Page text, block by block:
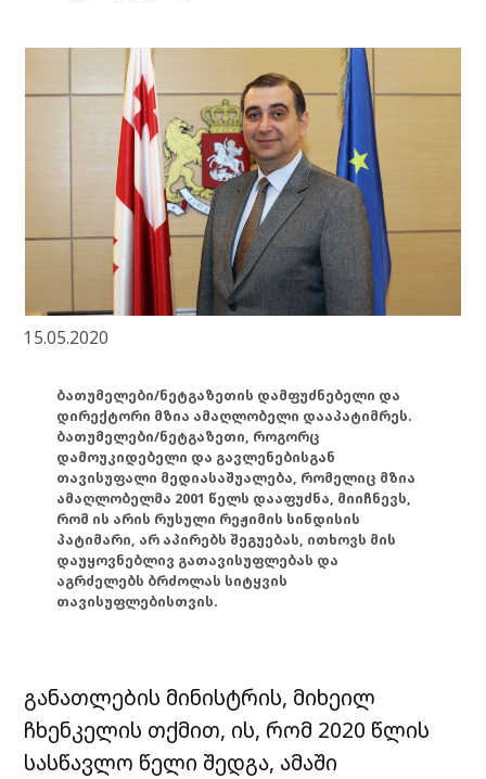
15.05.2020
ბათუმელები/ნეტგაზეთის დამფუძნებელი და
დირექტორი მზია ამაღლობელი დააპატიმრეს.
ბათუმელები/ნეტგაზეთი, როგორც
დამოუკიდებელი და გავლენებისგან
თავისუფალი მედიასაშუალება, რომელიც მზია
ამაღლობელმა 2001 წელს დააფუძნა, მიიჩნევს,
რომ ის არის რუსული რეჟიმის სინდისის
პატიმარი, არ აპირებს შეგუებას, ითხოვს მის
დაუყოვნებლივ გათავისუფლებას და
აგრძელებს ბრძოლას სიტყვის
თავისუფლებისთვის.
განათლების მინისტრის, მიხეილ
ჩხენკელის თქმით, ის, რომ 2020 წლის
სასწავლო წელი შედგა, ამაში